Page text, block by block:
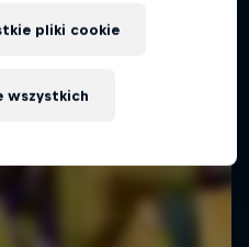
wszystkich
pliki cookie